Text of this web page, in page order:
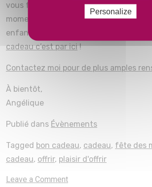
vous faire ce joli cadeau… passez un
moment avec votre enfant ! Apprenez
enfant pour cette occasion ! Pour
cadeau c’est par ici!
Contactez moi pour de plus amples
À bientôt,
Angélique
Publié dans Évènements
Tagged bon cadeau, cadeau, fête des
cadeau, offrir, plaisir d'offrir
Leave a Commenton
Personalize